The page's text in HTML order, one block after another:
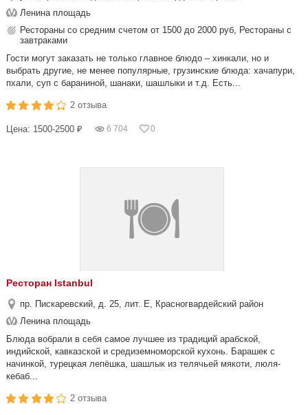
Ленина площадь
Рестораны со средним счетом от 1500 до 2000 руб, Рестораны с
завтраками
Гости могут заказать не только главное блюдо – хинкали, но и
выбрать другие, не менее популярные, грузинские блюда: хачапури,
пхали, суп с бараниной, шанаки, шашлыки и т.д. Есть...
2 отзыва
Цена: 1500-2500 ₽ 6 704 0
Ресторан Istanbul
пр. Пискаревский, д. 25, лит. Е, Красногвардейский район
Ленина площадь
Блюда вобрали в себя самое лучшее из традиций арабской,
индийской, кавказской и средиземноморской кухонь. Барашек с
начинкой, турецкая лепёшка, шашлык из телячьей мякоти, люля-
кебаб...
2 отзыва